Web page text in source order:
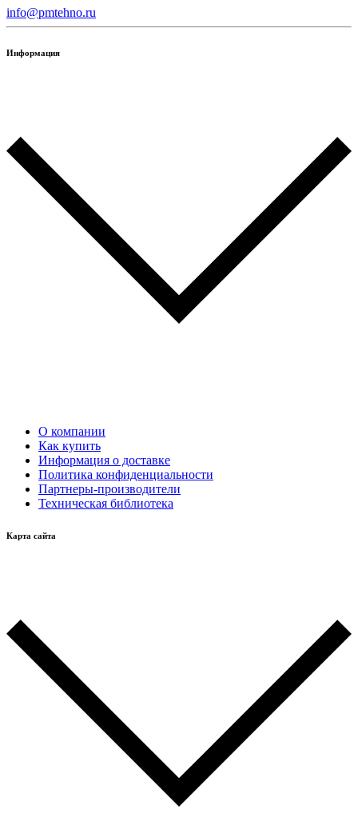
info@pmtehno.ru
Информация
О компании
Как купить
Информация о доставке
Политика конфиденциальности
Партнеры-производители
Техническая библиотека
Карта сайта